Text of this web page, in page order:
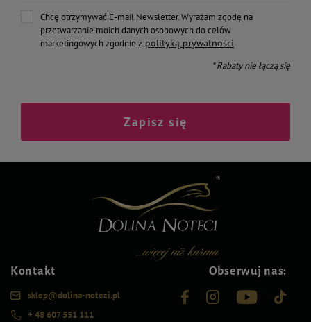
Chcę otrzymywać E-mail Newsletter. Wyrażam zgodę na
przetwarzanie moich danych osobowych do celów
marketingowych zgodnie z polityką prywatności
* Rabaty nie łączą się
Zapisz się
Kontakt
sklep@dolina-noteci.pl
+ 48 607 551 111
Obserwuj nas: